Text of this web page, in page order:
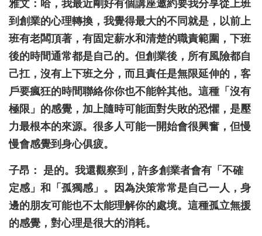
雅文：哈，我最近剛好有個講座邀約要我分享從上班
到創業的心理轉換，我覺得最大的不同就是，以前上
班有老闆頂著，有固定薪水和清楚的職責範圍，下班
後的時間通常都是自己的。但創業後，所有風險都自
己扛，沒有上下班之分，而且責任是無限延伸的，客
戶要瘋狂的時間聯絡你你也不能幹其他。這種「沒有
極限」的感覺，加上隨時可能面對失敗的恐懼，是壓
力最根本的來源。很多人可能一開始會很興奮，但慢
慢會感覺到身心俱疲。
子昂： 是的。我還觀察到，許多創業者會有「不確
定感」和「孤獨感」。因為決策常常是自己一人，身
邊的朋友可能也不太能理解你的處境。這種孤立無援
的感覺，對心理是很大的消耗。